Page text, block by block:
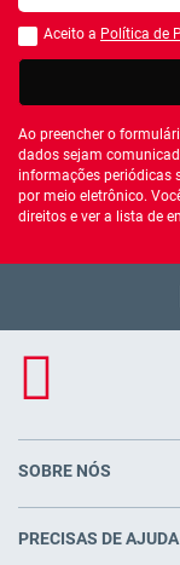
Você deve aceitar a
Aceito a Política de
Ao preencher o
dados sejam
informações periódicas
por meio eletrônico.
direitos e ver a lista de
SOBRE NÓS
PRECISAS DE AJUDA